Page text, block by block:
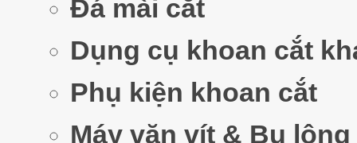
Đá mài cắt
Dụng cụ khoan cắt
Phụ kiện khoan cắt
Máy vặn vít & Bu lông